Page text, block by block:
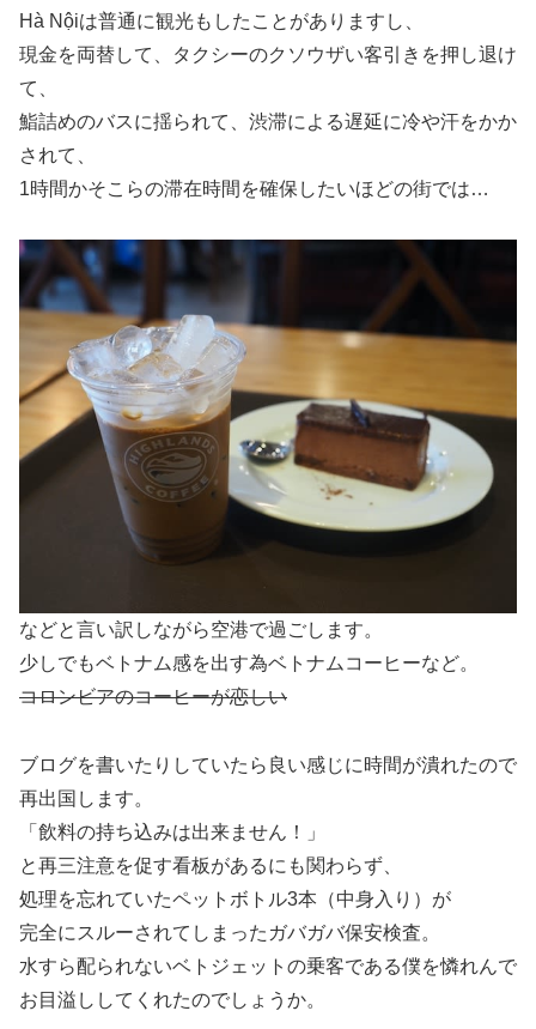
Hà Nộiは普通に観光もしたことがありますし、
現金を両替して、タクシーのクソウザい客引きを押し退け
て、
鮨詰めのバスに揺られて、渋滞による遅延に冷や汗をかか
されて、
1時間かそこらの滞在時間を確保したいほどの街では…
などと言い訳しながら空港で過ごします。
少しでもベトナム感を出す為ベトナムコーヒーなど。
コロンビアのコーヒーが恋しい
ブログを書いたりしていたら良い感じに時間が潰れたので
再出国します。
「飲料の持ち込みは出来ません！」
と再三注意を促す看板があるにも関わらず、
処理を忘れていたペットボトル3本（中身入り）が
完全にスルーされてしまったガバガバ保安検査。
水すら配られないベトジェットの乗客である僕を憐れんで
お目溢ししてくれたのでしょうか。